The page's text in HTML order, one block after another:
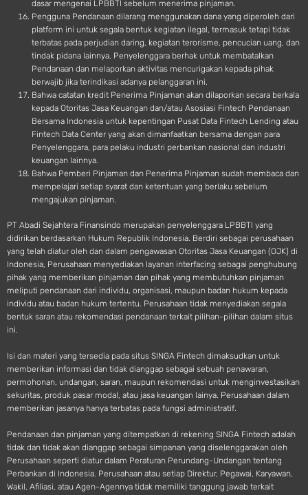
dasar mengenai LPBBTI sebelum menerima pinjaman.
Pengguna Pendanaan dilarang menggunakan dana yang diperoleh dari
platform ini untuk segala bentuk kegiatan ilegal, termasuk tetapi tidak
terbatas pada perjudian daring, kegiatan terorisme, pencucian uang, dan
tindak pidana lainnya. Penyelenggara berhak untuk membatalkan
Pendanaan dan melaporkan aktivitas mencurigakan kepada pihak
berwajib jika terindikasi adanya pelanggaran ini.
Bahwa catatan kredit Penerima Pinjaman akan dilaporkan secara berkala
kepada Otoritas Jasa Keuangan dan/atau Asosiasi Fintech Pendanaan
Bersama Indonesia untuk kepentingan Pusat Data Fintech Lending atau
Fintech Data Center yang akan dimanfaatkan bersama dengan para
Penyelenggara, para pelaku industri perbankan nasional dan industri
keuangan lainnya.
Bahwa Pemberi Pinjaman dan Penerima Pinjaman sudah membaca dan
mempelajari setiap syarat dan ketentuan yang berlaku sebelum
mengajukan pinjaman.
PT Abadi Sejahtera Finansindo merupakan penyelenggara LPBBTI yang
didirikan berdasarkan Hukum Republik Indonesia. Berdiri sebagai perusahaan
yang telah diatur oleh dan dalam pengawasan Otoritas Jasa Keuangan (OJK) di
Indonesia, Perusahaan menyediakan layanan interfacing sebagai penghubung
pihak yang memberikan pinjaman dan pihak yang membutuhkan pinjaman
meliputi pendanaan dari individu, organisasi, maupun badan hukum kepada
individu atau badan hukum tertentu. Perusahaan tidak menyediakan segala
bentuk saran atau rekomendasi pendanaan terkait pilihan-pilihan dalam situs
ini.
Isi dan materi yang tersedia pada situs SINGA Fintech dimaksudkan untuk
memberikan informasi dan tidak dianggap sebagai sebuah penawaran,
permohonan, undangan, saran, maupun rekomendasi untuk menginvestasikan
sekuritas, produk pasar modal, atau jasa keuangan lainya. Perusahaan dalam
memberikan jasanya hanya terbatas pada fungsi administratif.
Pendanaan dan pinjaman yang ditempatkan di rekening SINGA Fintech adalah
tidak dan tidak akan dianggap sebagai simpanan yang diselenggarakan oleh
Perusahaan seperti diatur dalam Peraturan Perundang-Undangan tentang
Perbankan di Indonesia. Perusahaan atau setiap Direktur, Pegawai, Karyawan,
Wakil, Afiliasi, atau Agen-Agennya tidak memiliki tanggung jawab terkait